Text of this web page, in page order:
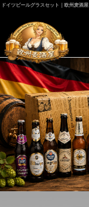
ドイツビールグラスセット｜欧州麦酒屋